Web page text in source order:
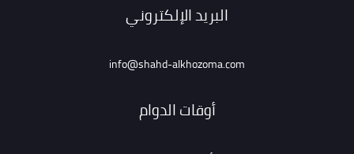
البريد الإلكتروني
info@shahd-alkhozoma.com
أوقات الدوام